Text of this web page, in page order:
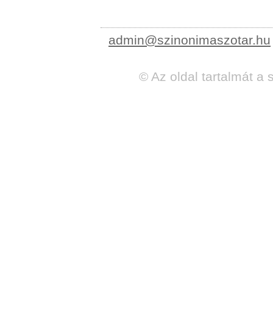
admin@szinonimaszotar.hu
© Az oldal tartalmát a